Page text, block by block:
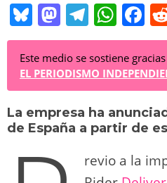
Bl
u
e
sk
y
M
a
st
o
d
o
n
T
el
e
gr
a
m
W
h
at
s
A
p
p
F
a
c
e
b
o
o
Este medio se sostiene
EL PERIODISMO
La empresa ha
de España a partir de
revio a la